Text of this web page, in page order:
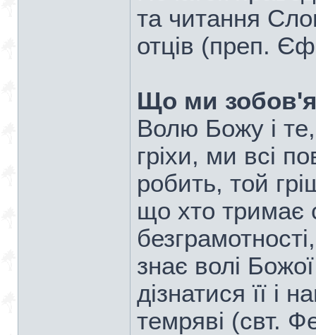
та читання
отців (преп.
Що ми
Волю Божу і те,
гріхи, ми всі
робить, той
що хто тримає
знає волі
дізнатися її і
темряві (свт.